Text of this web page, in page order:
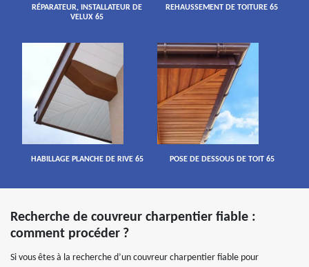
RÉPARATEUR, INSTALLATEUR DE
VELUX 65
REHAUSSEMENT DE TOITURE 65
HABILLAGE PLANCHE DE RIVE 65 POSE DE DESSOUS DE TOIT 65
Recherche de couvreur charpentier fiable :
comment procéder ?
Si vous êtes à la recherche d’un couvreur charpentier fiable pour